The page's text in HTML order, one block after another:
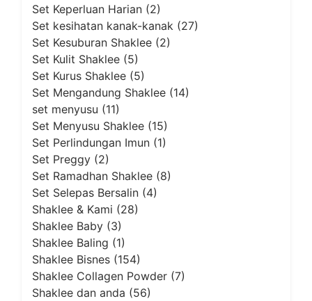
Set Keperluan Harian (2)
Set kesihatan kanak-kanak (27)
Set Kesuburan Shaklee (2)
Set Kulit Shaklee (5)
Set Kurus Shaklee (5)
Set Mengandung Shaklee (14)
set menyusu (11)
Set Menyusu Shaklee (15)
Set Perlindungan Imun (1)
Set Preggy (2)
Set Ramadhan Shaklee (8)
Set Selepas Bersalin (4)
Shaklee & Kami (28)
Shaklee Baby (3)
Shaklee Baling (1)
Shaklee Bisnes (154)
Shaklee Collagen Powder (7)
Shaklee dan anda (56)